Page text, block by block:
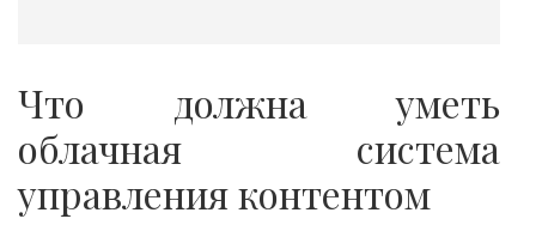
Что должна уметь
облачная система
управления контентом